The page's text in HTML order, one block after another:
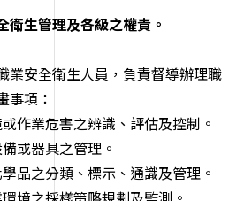
生管理及各級之權責。
安全衛生人員，負責督導辦理職
事項：
作業危害之辨識、評估及控制。
或器具之管理。
品之分類、標示、通識及管理。